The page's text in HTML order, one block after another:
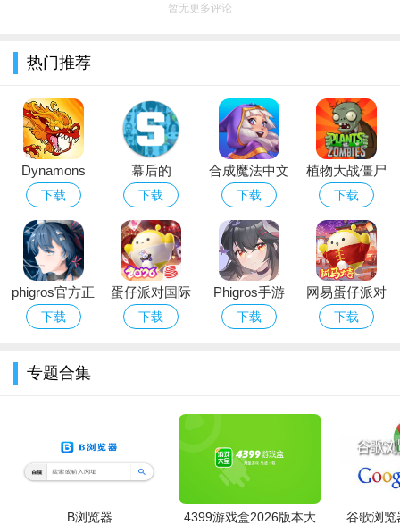
2、游戏中的武器连击特效不仅让战斗更加华丽，还能提升您
己的角色变得更强大，成为顶级高手。
软件说明：
1、您与小新主角团一起，挑战各种强大的敌人和Boss，体验
刺激的冒险旅程。
2、提供了无尽的乐趣和挑战，无论是独自冒险还是与其他玩
家合作，您都能在游戏中找到无限的乐趣。
3、与其他玩家组队，释放组合技能，共同攻击敌人，展示默
契配合，体验团队协作的乐趣。
暂无更多评论
热门推荐
Dynamons
World下载
2026最新版
下载
幕后的
Nextbots沙盒
游戏安卓最新
版本
下载
合成魔法中文
版
下载
植物大战僵尸
经典版下载安
装免费
下载
phigros官方正
版下载2026最
下载
蛋仔派对国际
服Eggy Party
下载
Phigros手游
官方下载最新
下载
网易蛋仔派对
游戏免费版下
下载
专题合集
B浏览器
4399游戏盒2026版本大
谷歌浏览